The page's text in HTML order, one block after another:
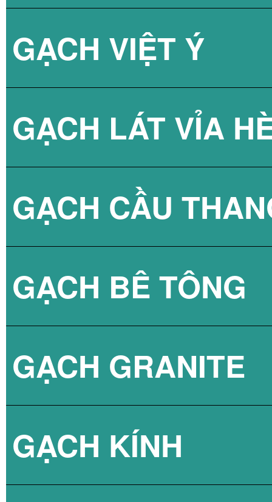
BÌNH NÓNG
GẠCH VIỆT Ý
GẠCH LÁT VỈA
GẠCH BLOCK
GẠCH LÁT VỈA
GẠCH CẦU
GẠCH BÊ TÔNG
GẠCH 3D BÊ
GẠCH GRANITE
GẠCH KÍNH